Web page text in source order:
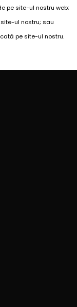
pe site-ul nostru web;
ul nostru; sau
pe site-ul nostru.